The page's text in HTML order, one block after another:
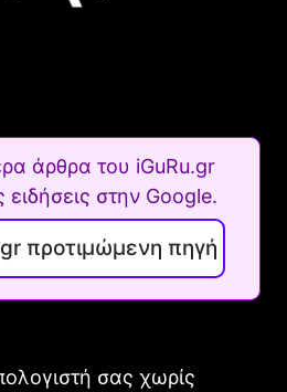
άρθρα του iGuRu.gr
στην Google.
προτιμώμενη πηγή
σας χωρίς